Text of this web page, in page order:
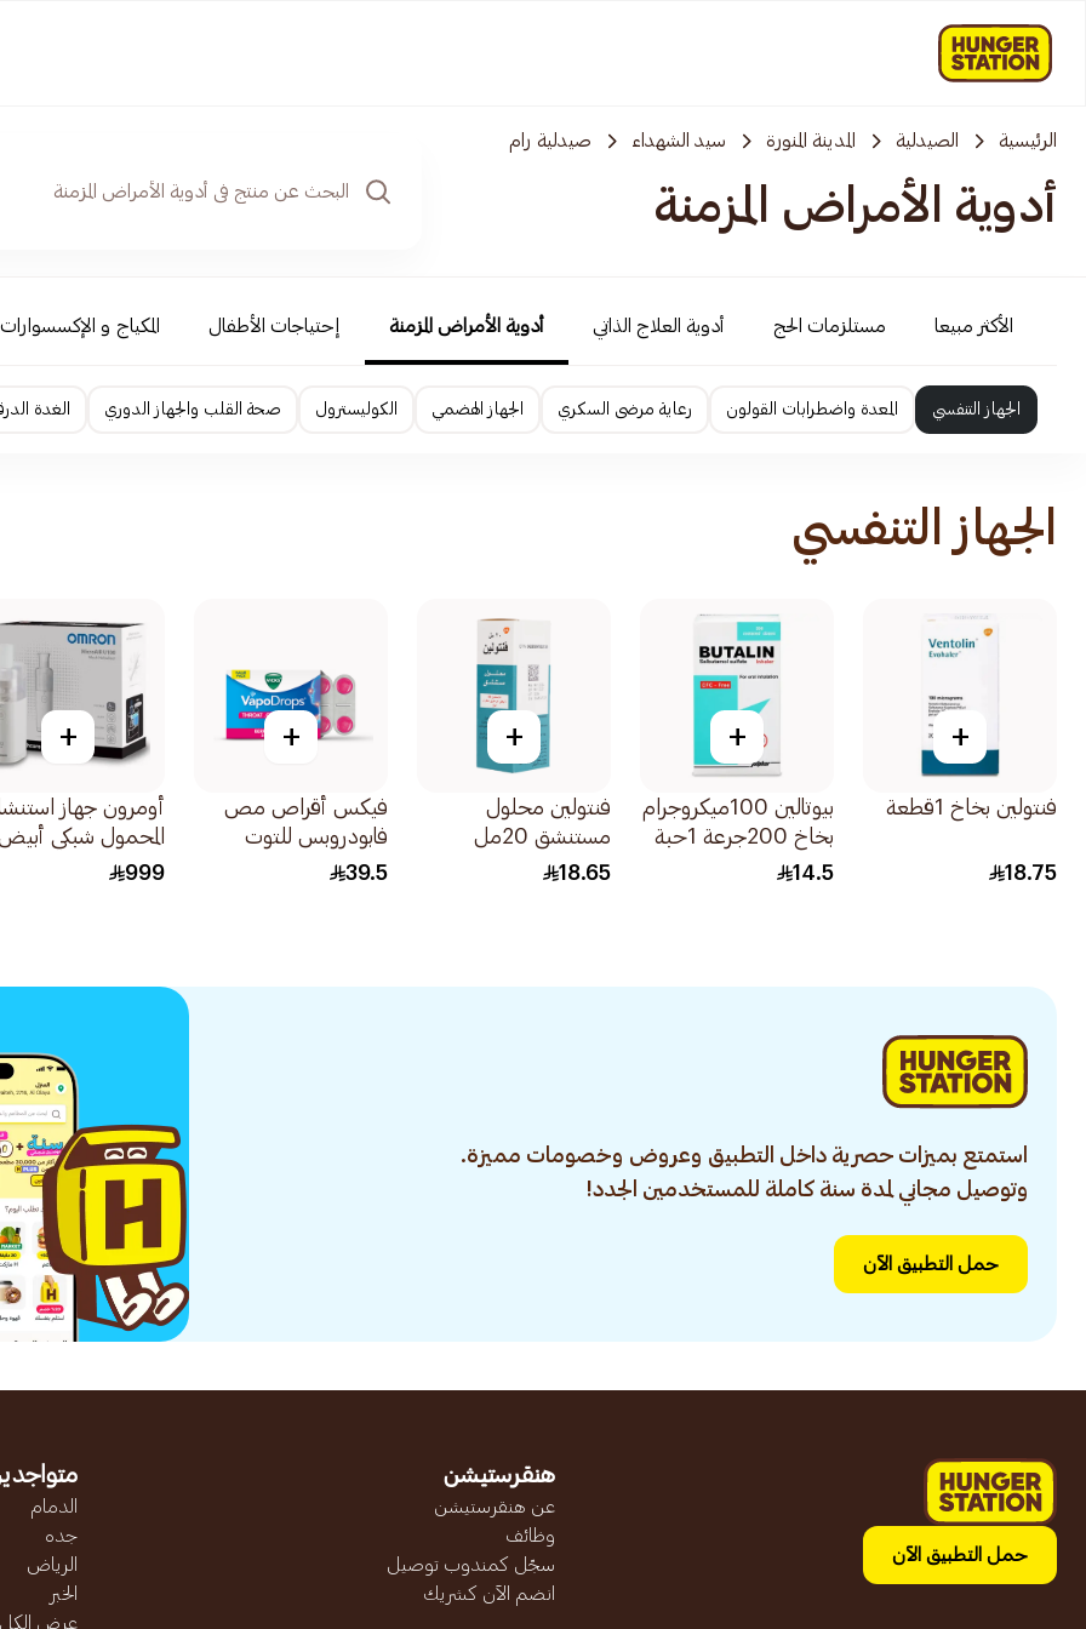
الرئيسية الصيدلية المدينة المنورة سيد الشهداء صيدلية رام
أدوية الأمراض المزمنة
الأكثر مبيعا مستلزمات الحج أدوية العلاج الذاتي أدوية الأمراض المزمنة إحتياجات الأطفال المكياج و الإكسسوارات
الجهاز التنفسي المعدة واضطرابات القولون رعاية مرضى السكري الجهاز الهضمي الكوليسترول صحة القلب والجهاز الدوري الغدة
الجهاز التنفسي
+
فنتولين بخاخ 1قطعة
18.75
+
بيوتالين 100ميكروجرام
بخاخ 200جرعة 1حبة
14.5
+
فنتولين محلول
مستنشق 20مل
18.65
+
فيكس أقراص مص
فابودروبس للتوت
والنعناع 36كبسولة
39.5
+
أومرون جهاز
المحمول شبكي
1قطعة
999
استمتع بميزات حصرية داخل التطبيق وعروض وخصومات مميزة.
وتوصيل مجاني لمدة سنة كاملة للمستخدمين الجدد!
حمل التطبيق الآن
حمل التطبيق الآن
هنقرستيشن
عن هنقرستيشن
وظائف
سجّل كمندوب توصيل
انضم الآن كشريك
الدمام
جده
الرياض
الخبر
عرض